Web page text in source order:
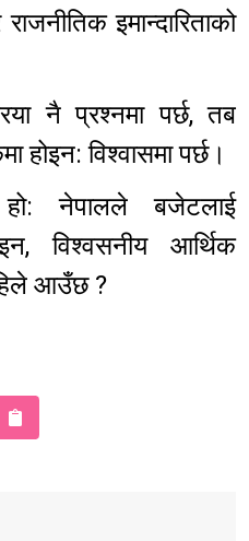
इमान्दारिताको
नै प्रश्नमा पर्छ, तब
विश्वासमा पर्छ।
नेपालले बजेटलाई
विश्वसनीय आर्थिक
आउँछ ?